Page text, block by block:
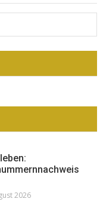
2026